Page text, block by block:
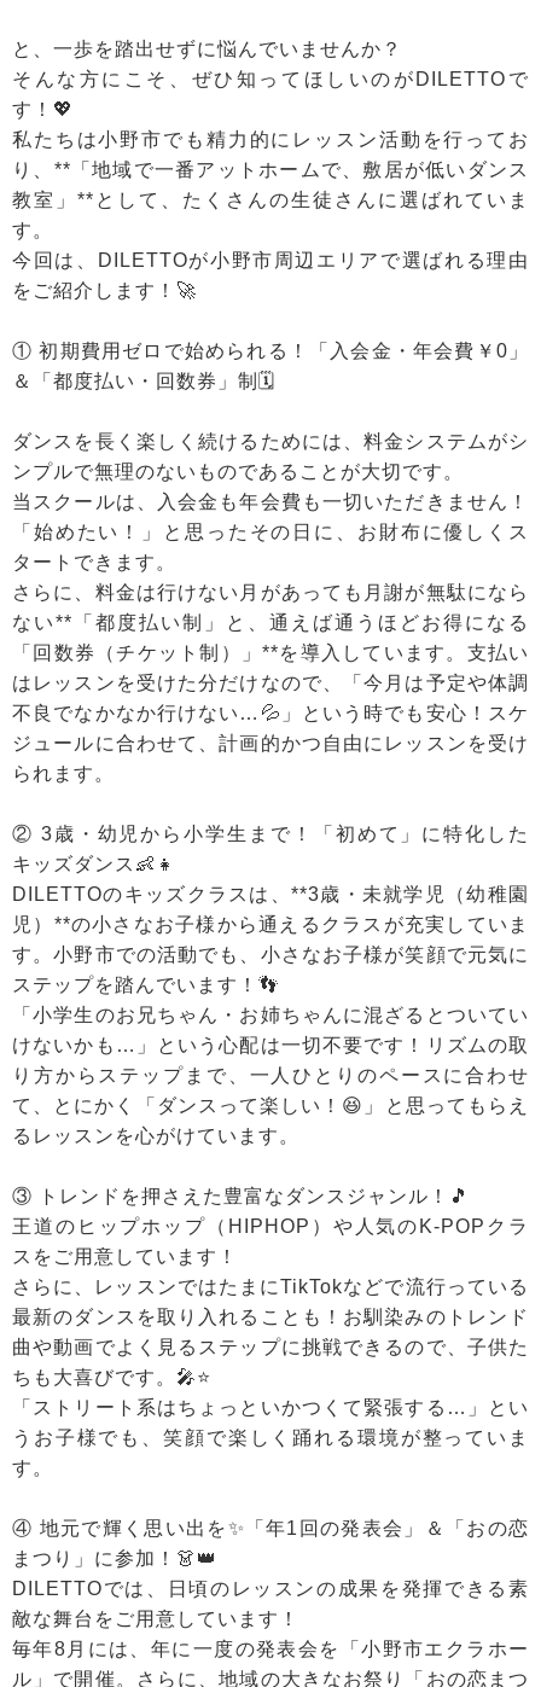
と、一歩を踏出せずに悩んでいませんか？
そんな方にこそ、ぜひ知ってほしいのがDILETTOで
す！💖
私たちは小野市でも精力的にレッスン活動を行ってお
り、**「地域で一番アットホームで、敷居が低いダンス
教室」**として、たくさんの生徒さんに選ばれていま
す。
今回は、DILETTOが小野市周辺エリアで選ばれる理由
をご紹介します！🚀
① 初期費用ゼロで始められる！「入会金・年会費￥0」
＆「都度払い・回数券」制🗓️
ダンスを長く楽しく続けるためには、料金システムがシ
ンプルで無理のないものであることが大切です。
当スクールは、入会金も年会費も一切いただきません！
「始めたい！」と思ったその日に、お財布に優しくス
タートできます。
さらに、料金は行けない月があっても月謝が無駄になら
ない**「都度払い制」と、通えば通うほどお得になる
「回数券（チケット制）」**を導入しています。支払い
はレッスンを受けた分だけなので、「今月は予定や体調
不良でなかなか行けない…💦」という時でも安心！スケ
ジュールに合わせて、計画的かつ自由にレッスンを受け
られます。
② 3歳・幼児から小学生まで！「初めて」に特化した
キッズダンス👶👧
DILETTOのキッズクラスは、**3歳・未就学児（幼稚園
児）**の小さなお子様から通えるクラスが充実していま
す。小野市での活動でも、小さなお子様が笑顔で元気に
ステップを踏んでいます！👣
「小学生のお兄ちゃん・お姉ちゃんに混ざるとついてい
けないかも…」という心配は一切不要です！リズムの取
り方からステップまで、一人ひとりのペースに合わせ
て、とにかく「ダンスって楽しい！😆」と思ってもらえ
るレッスンを心がけています。
③ トレンドを押さえた豊富なダンスジャンル！🎵
王道のヒップホップ（HIPHOP）や人気のK-POPクラ
スをご用意しています！
さらに、レッスンではたまにTikTokなどで流行っている
最新のダンスを取り入れることも！お馴染みのトレンド
曲や動画でよく見るステップに挑戦できるので、子供た
ちも大喜びです。🎤⭐
「ストリート系はちょっといかつくて緊張する…」とい
うお子様でも、笑顔で楽しく踊れる環境が整っていま
す。
④ 地元で輝く思い出を✨「年1回の発表会」＆「おの恋
まつり」に参加！👗👑
DILETTOでは、日頃のレッスンの成果を発揮できる素
敵な舞台をご用意しています！
毎年8月には、年に一度の発表会を「小野市エクラホー
ル」で開催。さらに、地域の大きなお祭り「おの恋まつ